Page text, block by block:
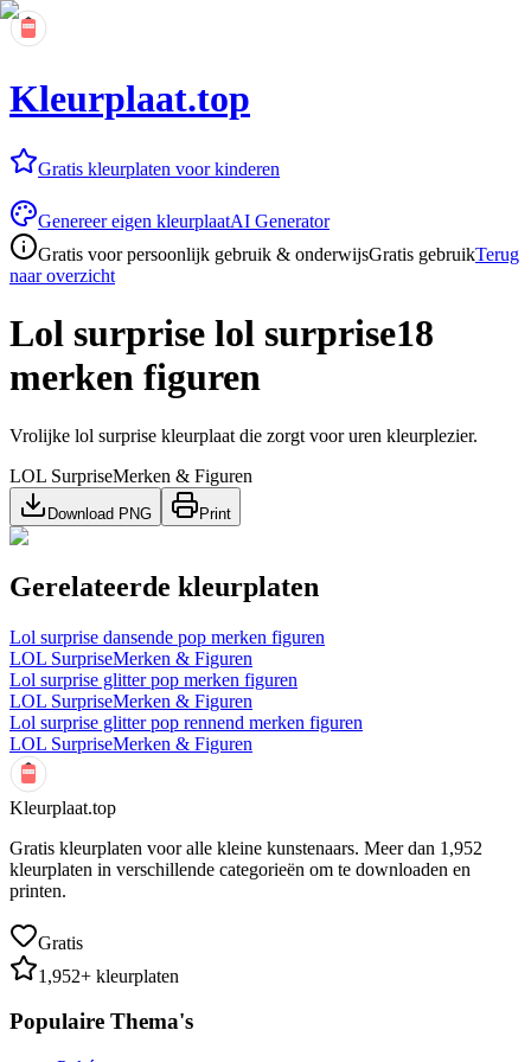
Kleurplaat.top
Gratis kleurplaten voor kinderen
Genereer eigen kleurplaatAI Generator
Gratis voor persoonlijk gebruik & onderwijsGratis gebruikTerug
naar overzicht
Lol surprise lol surprise18
merken figuren
Vrolijke lol surprise kleurplaat die zorgt voor uren kleurplezier.
LOL SurpriseMerken & Figuren
Download PNG Print
Gerelateerde kleurplaten
Lol surprise dansende pop merken figuren
LOL SurpriseMerken & Figuren
Lol surprise glitter pop merken figuren
LOL SurpriseMerken & Figuren
Lol surprise glitter pop rennend merken figuren
LOL SurpriseMerken & Figuren
Kleurplaat.top
Gratis kleurplaten voor alle kleine kunstenaars. Meer dan 1,952
kleurplaten in verschillende categorieën om te downloaden en
printen.
Gratis
1,952+ kleurplaten
Populaire Thema's